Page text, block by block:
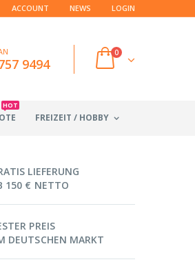
ACCOUNT NEWS LOGIN
9494
0
FREIZEIT / HOBBY
HOT
LIEFERUNG
150 € NETTO
PREIS
DEUTSCHEN MARKT